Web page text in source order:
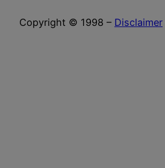
Copyright © 1998 – Disclaimer